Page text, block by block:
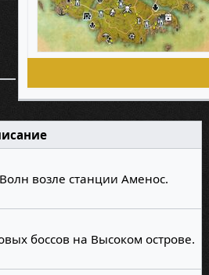
возле станции Аменос.
боссов на Высоком острове.